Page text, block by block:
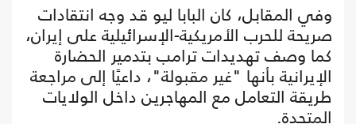
وفي المقابل، كان البابا ليو قد وجه انتقادات
صريحة للحرب الأمريكية-الإسرائيلية على إيران،
كما وصف تهديدات ترامب بتدمير الحضارة
الإيرانية بأنها "غير مقبولة"، داعيًا إلى مراجعة
طريقة التعامل مع المهاجرين داخل الولايات
المتحدة.